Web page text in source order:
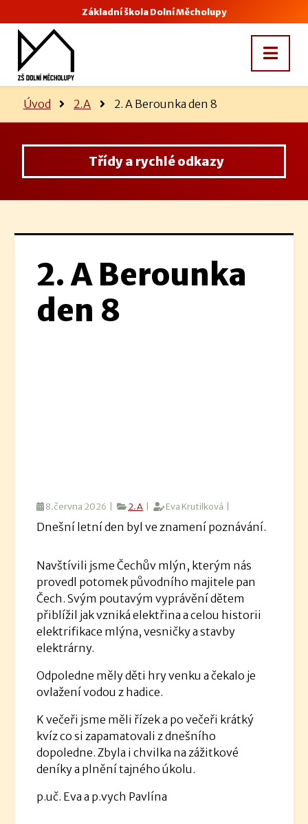
Základní škola Dolní Měcholupy
Úvod 2.A 2. A Berounka den 8
Třídy a rychlé odkazy
2. A Berounka
den 8
8.června 2026 | 2.A | Eva Krutilková |
Dnešní letní den byl ve znamení poznávání.
Navštívili jsme Čechův mlýn, kterým nás
provedl potomek původního majitele pan
Čech. Svým poutavým vyprávění dětem
přiblížil jak vzniká elektřina a celou historii
elektrifikace mlýna, vesničky a stavby
elektrárny.
Odpoledne měly děti hry venku a čekalo je
ovlažení vodou z hadice.
K večeři jsme měli řízek a po večeři krátký
kvíz co si zapamatovali z dnešního
dopoledne. Zbyla i chvilka na zážitkové
deníky a plnění tajného úkolu.
p.uč. Eva a p.vych Pavlína